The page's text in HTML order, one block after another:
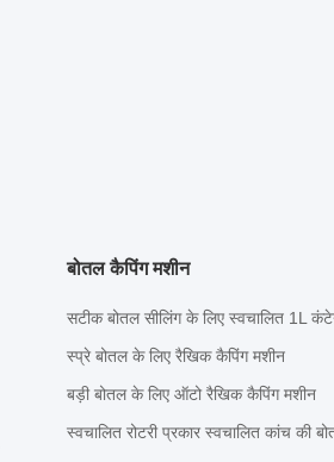
बोतल कैपिंग मशीन
सटीक बोतल सीलिंग के लिए स्वचालित 1L
स्प्रे बोतल के लिए रैखिक कैपिंग मशीन
बड़ी बोतल के लिए ऑटो रैखिक कैपिंग मशीन
स्वचालित रोटरी प्रकार स्वचालित कांच